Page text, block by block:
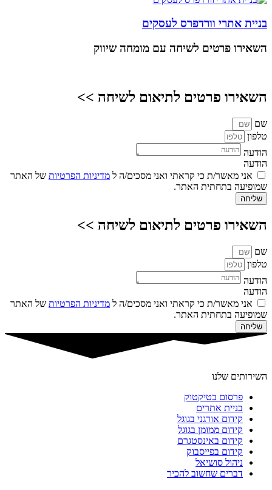
בניית אתרי וורדפרס לעסקים
השאירו פרטים לשיחה עם מומחה שיווק
השאירו פרטים לתיאום לשיחה >>
שם
טלפון
הודעה
הודעה
אני מאשר/ת כי קראתי ואני מסכים/ה ל מדיניות הפרטיות של האתר
שמופיעה בתחתית האתר.
שליחה
השאירו פרטים לתיאום לשיחה >>
שם
טלפון
הודעה
הודעה
אני מאשר/ת כי קראתי ואני מסכים/ה ל מדיניות הפרטיות של האתר
שמופיעה בתחתית האתר.
שליחה
השירותים שלנו
פרסום בטיקטוק
בניית אתרים
קידום אורגני בגוגל
קידום ממומן בגוגל
קידום באינסטגרם
קידום בפייסבוק
ניהול סושיאל
דברים שחשוב להכיר